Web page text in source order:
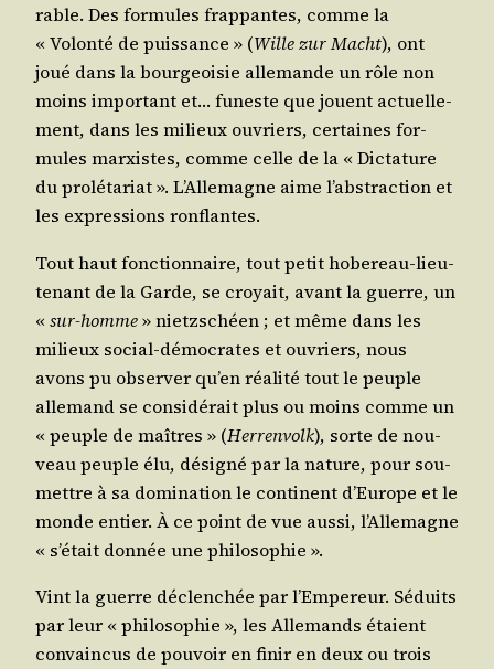
rable. Des for­mules frap­pantes, comme la
« Volon­té de puis­sance » (Wille zur Macht), ont
joué dans la bour­geoi­sie alle­mande un rôle non
moins impor­tant et… funeste que jouent actuel­le­
ment, dans les milieux ouvriers, cer­taines for­
mules mar­xistes, comme celle de la « Dic­ta­ture
du pro­lé­ta­riat ». L’Allemagne aime l’abstraction et
les expres­sions ronflantes.
Tout haut fonc­tion­naire, tout petit hobe­reau-lieu­
te­nant de la Garde, se croyait, avant la guerre, un
« sur-homme» nietz­schéen ; et même dans les
milieux social-démo­crates et ouvriers, nous
avons pu obser­ver qu’en réa­li­té tout le peuple
alle­mand se consi­dé­rait plus ou moins comme un
« peuple de maîtres » (Her­ren­volk), sorte de nou­
veau peuple élu, dési­gné par la nature, pour sou­
mettre à sa domi­na­tion le conti­nent d’Europe et le
monde entier. À ce point de vue aus­si, l’Allemagne
« s’était don­née une philosophie ».
Vint la guerre déclen­chée par l’Empereur. Séduits
par leur « phi­lo­so­phie », les Alle­mands étaient
convain­cus de pou­voir en finir en deux ou trois